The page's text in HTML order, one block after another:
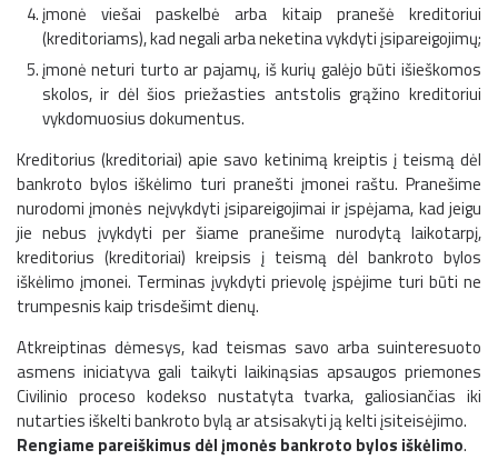
įmonė viešai paskelbė arba kitaip pranešė kreditoriui
(kreditoriams), kad negali arba neketina vykdyti įsipareigojimų;
įmonė neturi turto ar pajamų, iš kurių galėjo būti išieškomos
skolos, ir dėl šios priežasties antstolis grąžino kreditoriui
vykdomuosius dokumentus.
Kreditorius (kreditoriai) apie savo ketinimą kreiptis į teismą dėl
bankroto bylos iškėlimo turi pranešti įmonei raštu. Pranešime
nurodomi įmonės neįvykdyti įsipareigojimai ir įspėjama, kad jeigu
jie nebus įvykdyti per šiame pranešime nurodytą laikotarpį,
kreditorius (kreditoriai) kreipsis į teismą dėl bankroto bylos
iškėlimo įmonei. Terminas įvykdyti prievolę įspėjime turi būti ne
trumpesnis kaip trisdešimt dienų.
Atkreiptinas dėmesys, kad teismas savo arba suinteresuoto
asmens iniciatyva gali taikyti laikinąsias apsaugos priemones
Civilinio proceso kodekso nustatyta tvarka, galiosiančias iki
nutarties iškelti bankroto bylą ar atsisakyti ją kelti įsiteisėjimo.
Rengiame pareiškimus dėl įmonės bankroto bylos iškėlimo.